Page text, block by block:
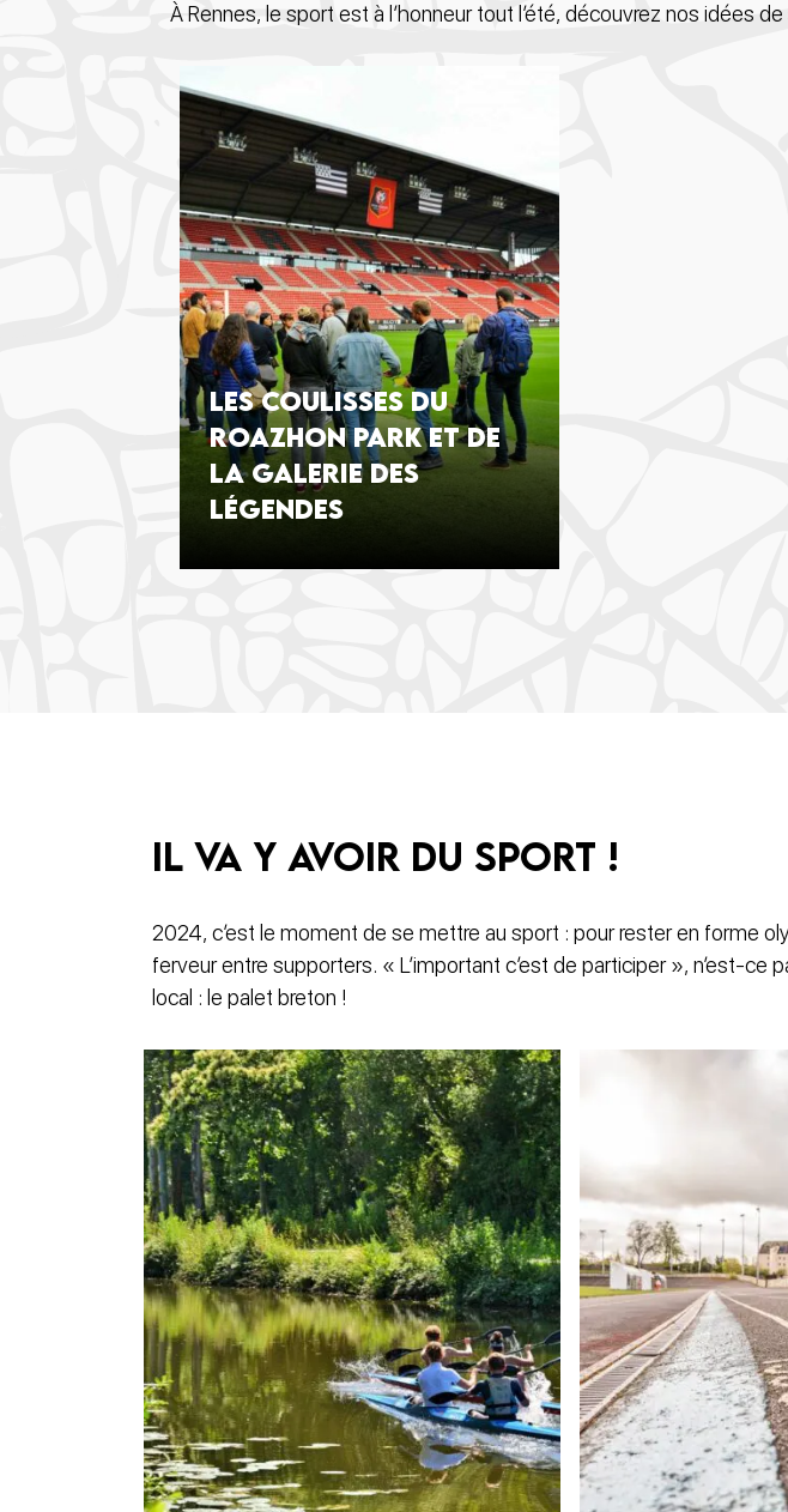
À Rennes, le sport est à l’honneur tout l’été, découvrez nos idées
Les coulisses du
Roazhon Park et de
la Galerie des
Légendes
Il va y avoir du sport !
2024, c’est le moment de se mettre au sport : pour rester en forme
ferveur entre supporters. « L’important c’est de participer », n’est-ce
local : le palet breton !